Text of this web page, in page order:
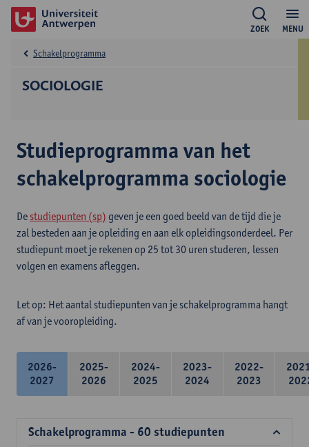
MENU
ZOEK
SOCIOLOGIE
Schakelprogramma
Studieprogramma van het
schakelprogramma sociologie
De studiepunten (sp) geven je een goed beeld van de tijd die je
zal besteden aan je opleiding en aan elk opleidingsonderdeel. Per
studiepunt moet je rekenen op 25 tot 30 uren studeren, lessen
volgen en examens afleggen.
Let op: Het aantal studiepunten van je schakelprogramma hangt
af van je vooropleiding.
2026-
2027
2025-
2026
2024-
2025
2023-
2024
2022-
2023
Schakelprogramma - 60 studiepunten